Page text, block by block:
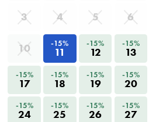
3 4 5 6
10 -15%
11
-15%
12
-15%
13
-15%
17
-15%
18
-15%
19
-15%
20
-15%
24
-15%
25
-15%
26
-15%
27